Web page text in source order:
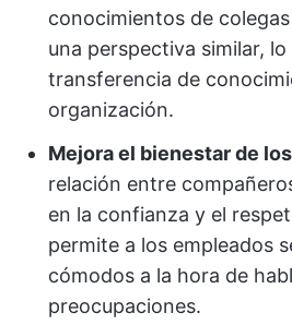
conocimientos de
una perspectiva similar,
transferencia de
organización.
Mejora el bienestar de
relación entre
en la confianza y el
permite a los empleados
cómodos a la hora de
preocupaciones.